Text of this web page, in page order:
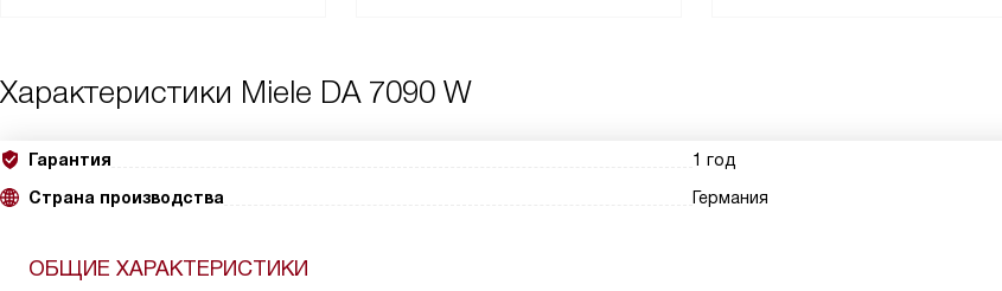
Характеристики Miele DA 7090 W
Гарантия
1 год
Страна производства
Германия
ОБЩИЕ ХАРАКТЕРИСТИКИ